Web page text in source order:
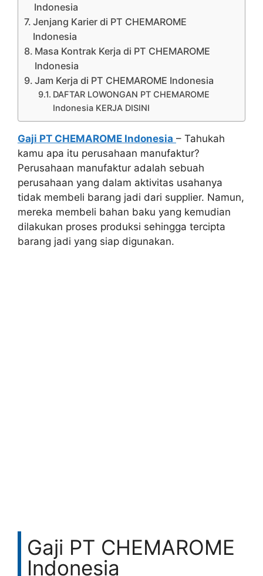
Indonesia
Jenjang Karier di PT CHEMAROME
Indonesia
Masa Kontrak Kerja di PT CHEMAROME
Indonesia
Jam Kerja di PT CHEMAROME Indonesia
DAFTAR LOWONGAN PT CHEMAROME
Indonesia KERJA DISINI
Gaji PT CHEMAROME Indonesia – Tahukah
kamu apa itu perusahaan manufaktur?
Perusahaan manufaktur adalah sebuah
perusahaan yang dalam aktivitas usahanya
tidak membeli barang jadi dari supplier. Namun,
mereka membeli bahan baku yang kemudian
dilakukan proses produksi sehingga tercipta
barang jadi yang siap digunakan.
Gaji PT CHEMAROME
Indonesia